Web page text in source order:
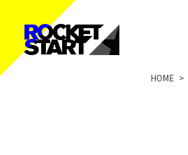
HOME >